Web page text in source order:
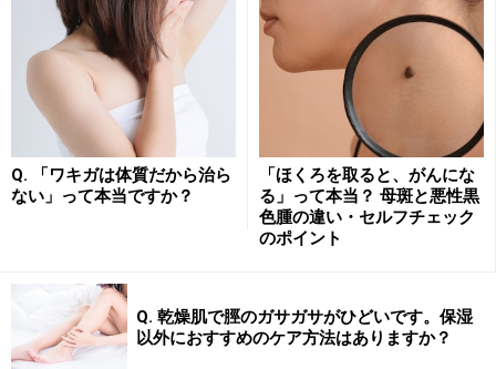
体に塗るのに最適。白色で乳液のようなタイプと、透明でよ
りさらさらしたタイプがある。クリームに比較するとベトつ
かない分保湿力はおちる
ローションはさらっとしていて乳液のように白色のこと
が通常です。ベトつきが少ないほうが好まれる顔用の保
湿剤によく使われています。透明で水のようにさらさら
したローションもあり、トナー、エッセンス、セラム、
のように他の名前で呼ばれることもあります。
ベトつきが少ないほど使い心地はいいのでローションを
全身に塗っている方が多くみられますが、ベトつきが少
なくなるにつれて保湿力は弱まるので、特に冬はローシ
Q. 「ワキガは体質だから治ら
ない」って本当ですか？
「ほくろを取ると、がんにな
る」って本当？ 母斑と悪性黒
色腫の違い・セルフチェック
のポイント
Q. 乾燥肌で脛のガサガサがひどいです。保湿
以外におすすめのケア方法はありますか？